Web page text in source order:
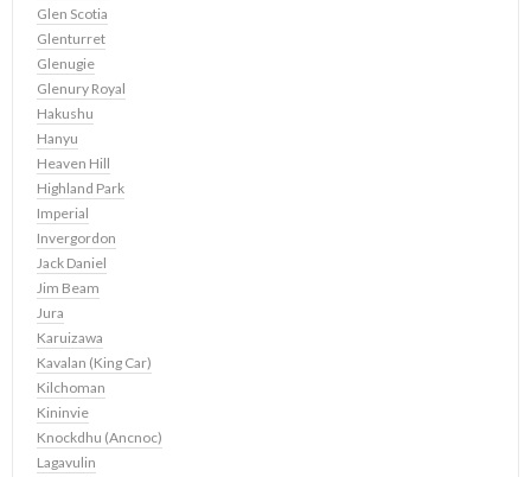
Glen Scotia
Glenturret
Glenugie
Glenury Royal
Hakushu
Hanyu
Heaven Hill
Highland Park
Imperial
Invergordon
Jack Daniel
Jim Beam
Jura
Karuizawa
Kavalan (King Car)
Kilchoman
Kininvie
Knockdhu (Ancnoc)
Lagavulin